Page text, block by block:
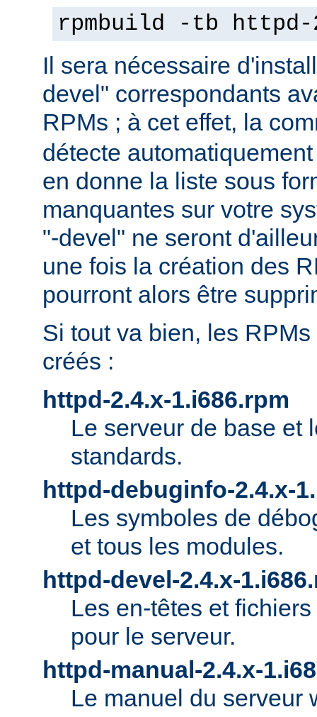
rpmbuild -tb
Il sera nécessaire
devel" correspondants
RPMs ; à cet effet, la
détecte
en donne la liste sous
manquantes sur votre
"-devel" ne seront
une fois la création des
pourront alors être
Si tout va bien, les
créés :
httpd-2.4.x-1.i686.rpm
Le serveur de base et
standards.
httpd-debuginfo-2.4.x-
Les symboles de
et tous les modules.
httpd-devel-2.4.x-
Les en-têtes et
pour le serveur.
httpd-manual-2.4.x-
Le manuel du serveur